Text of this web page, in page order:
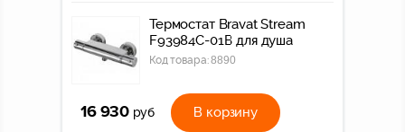
Термостат Bravat Stream
F93984C-01B для душа
Код товара:8890
16 930 руб В корзину